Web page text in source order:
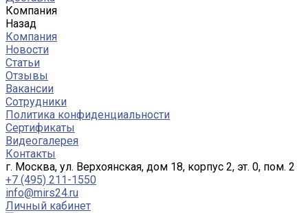
Компания
Назад
Компания
Новости
Статьи
Отзывы
Вакансии
Сотрудники
Политика конфиденциальности
Сертификаты
Видеогалерея
Контакты
г. Москва, ул. Верхоянская, дом 18, корпус 2, эт. 0, пом. 2
+7 (495) 211-1550
info@mirs24.ru
Личный кабинет